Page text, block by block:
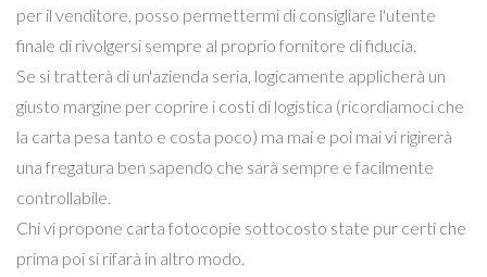
per il venditore, posso permettermi di consigliare l'utente
finale di rivolgersi sempre al proprio fornitore di fiducia.
Se si tratterà di un'azienda seria, logicamente applicherà un
giusto margine per coprire i costi di logistica (ricordiamoci che
la carta pesa tanto e costa poco) ma mai e poi mai vi rigirerà
una fregatura ben sapendo che sarà sempre e facilmente
controllabile.
Chi vi propone carta fotocopie sottocosto state pur certi che
prima poi si rifarà in altro modo.